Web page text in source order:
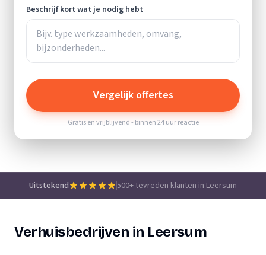
Beschrijf kort wat je nodig hebt
Vergelijk offertes
Gratis en vrijblijvend - binnen 24 uur reactie
Uitstekend 500+ tevreden klanten in Leersum
Verhuisbedrijven in Leersum